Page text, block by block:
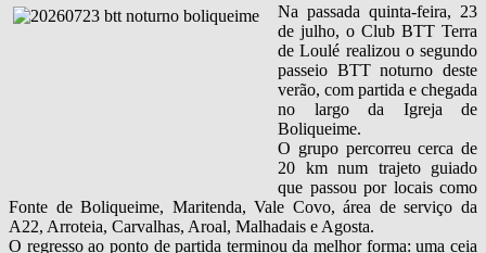
Na passada quinta‑feira, 23
de julho, o Club BTT Terra
de Loulé realizou o segundo
passeio BTT noturno deste
verão, com partida e chegada
no largo da Igreja de
Boliqueime.
O grupo percorreu cerca de
20 km num trajeto guiado
que passou por locais como
Fonte de Boliqueime, Maritenda, Vale Covo, área de serviço da
A22, Arroteia, Carvalhas, Aroal, Malhadais e Agosta.
O regresso ao ponto de partida terminou da melhor forma: uma ceia